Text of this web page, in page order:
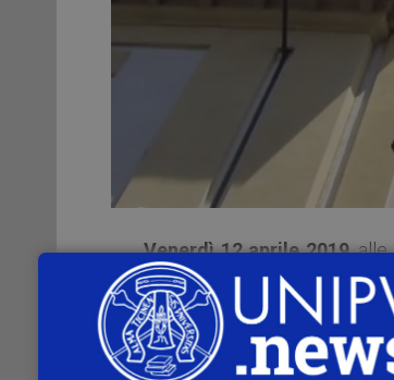
Venerdì 12 aprile 2019, alle
moderne – Strada Nuova,
española durante la Guerra
Relatore: